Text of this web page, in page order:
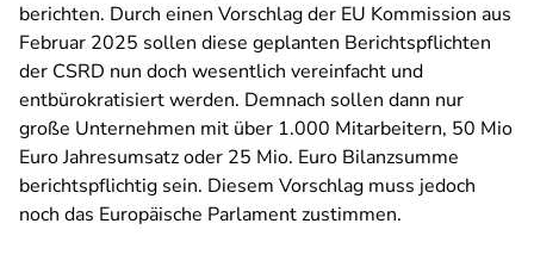
berichten. Durch einen Vorschlag der EU Kommission aus
Februar 2025 sollen diese geplanten Berichtspflichten
der CSRD nun doch wesentlich vereinfacht und
entbürokratisiert werden. Demnach sollen dann nur
große Unternehmen mit über 1.000 Mitarbeitern, 50 Mio
Euro Jahresumsatz oder 25 Mio. Euro Bilanzsumme
berichtspflichtig sein. Diesem Vorschlag muss jedoch
noch das Europäische Parlament zustimmen.